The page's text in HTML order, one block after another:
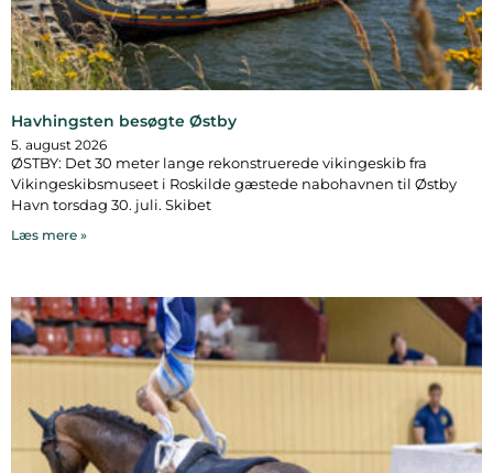
Havhingsten besøgte Østby
5. august 2026
ØSTBY: Det 30 meter lange rekonstruerede vikingeskib fra
Vikingeskibsmuseet i Roskilde gæstede nabohavnen til Østby
Havn torsdag 30. juli. Skibet
Læs mere »